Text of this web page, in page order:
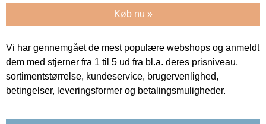
Køb nu »
Vi har gennemgået de mest populære webshops og anmeldt
dem med stjerner fra 1 til 5 ud fra bl.a. deres prisniveau,
sortimentstørrelse, kundeservice, brugervenlighed,
betingelser, leveringsformer og betalingsmuligheder.